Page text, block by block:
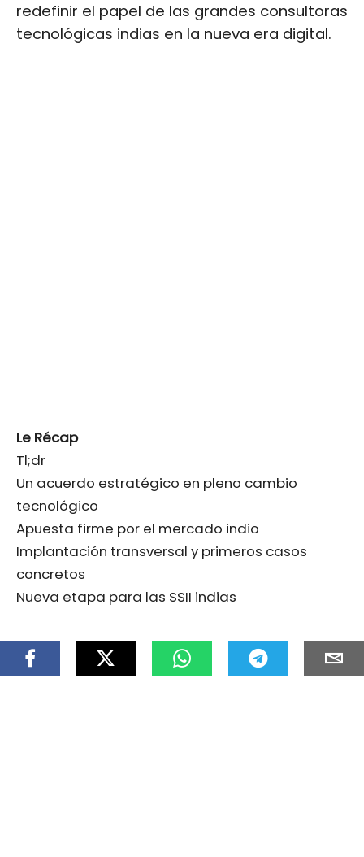
redefinir el papel de las grandes consultoras
tecnológicas indias en la nueva era digital.
Le Récap
Tl;dr
Un acuerdo estratégico en pleno cambio
tecnológico
Apuesta firme por el mercado indio
Implantación transversal y primeros casos
concretos
Nueva etapa para las SSII indias